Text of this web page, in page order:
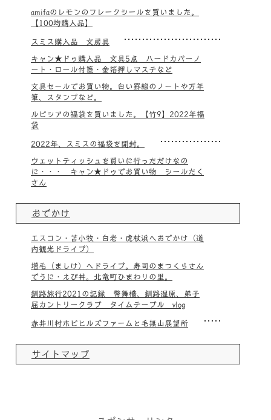
amifaのレモンのフレークシールを買いました。
【100均購入品】
スミス購入品 文房具
キャン★ドゥ購入品 文具5点 ハードカバーノ
ート・ロール付箋・金箔押しマステなど
文具セールでお買い物。白い罫線のノートや万年
筆、スタンプなど。
ルピシアの福袋を買いました。【竹9】2022年福
袋
2022年、スミスの福袋を開封。
ウェットティッシュを買いに行っただけなの
に・・・ キャン★ドゥでお買い物 シールたく
さん
おでかけ
エスコン・苫小牧・白老・虎杖浜へおでかけ（道
内観光ドライブ）
増毛（ましけ）へドライブ。寿司のまつくらさん
でうに・えび丼。北竜町ひまわりの里。
釧路旅行2021の記録 幣舞橋、釧路湿原、弟子
屈カントリークラブ タイムテーブル vlog
赤井川村ホピヒルズファームと毛無山展望所
サイトマップ